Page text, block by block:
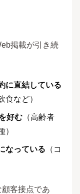
掲載が引き続
に直結している
食など）
好む（高齢者
なっている （コ
客接点であ